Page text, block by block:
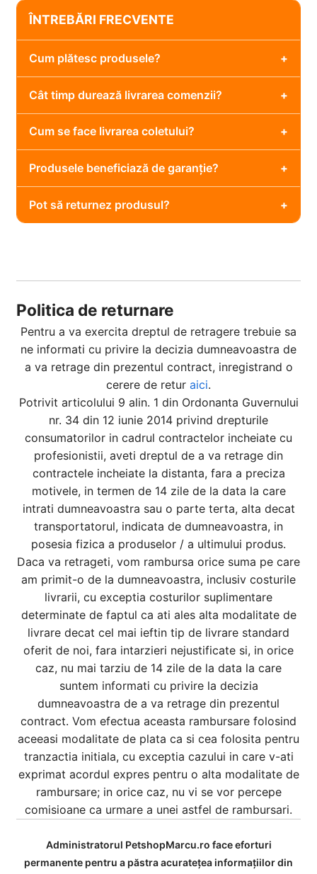
ÎNTREBĂRI FRECVENTE
Cum plătesc produsele?
Cât timp durează livrarea comenzii?
Cum se face livrarea coletului?
Produsele beneficiază de garanție?
Pot să returnez produsul?
Politica de returnare
Pentru a va exercita dreptul de retragere trebuie sa
ne informati cu privire la decizia dumneavoastra de
a va retrage din prezentul contract, inregistrand o
cerere de retur aici.
Potrivit articolului 9 alin. 1 din Ordonanta Guvernului
nr. 34 din 12 iunie 2014 privind drepturile
consumatorilor in cadrul contractelor incheiate cu
profesionistii, aveti dreptul de a va retrage din
contractele incheiate la distanta, fara a preciza
motivele, in termen de 14 zile de la data la care
intrati dumneavoastra sau o parte terta, alta decat
transportatorul, indicata de dumneavoastra, in
posesia fizica a produselor / a ultimului produs.
Daca va retrageti, vom rambursa orice suma pe care
am primit-o de la dumneavoastra, inclusiv costurile
livrarii, cu exceptia costurilor suplimentare
determinate de faptul ca ati ales alta modalitate de
livrare decat cel mai ieftin tip de livrare standard
oferit de noi, fara intarzieri nejustificate si, in orice
caz, nu mai tarziu de 14 zile de la data la care
suntem informati cu privire la decizia
dumneavoastra de a va retrage din prezentul
contract. Vom efectua aceasta rambursare folosind
aceeasi modalitate de plata ca si cea folosita pentru
tranzactia initiala, cu exceptia cazului in care v-ati
exprimat acordul expres pentru o alta modalitate de
rambursare; in orice caz, nu vi se vor percepe
comisioane ca urmare a unei astfel de rambursari.
Administratorul PetshopMarcu.ro face eforturi
permanente pentru a păstra acurateţea informaţiilor din